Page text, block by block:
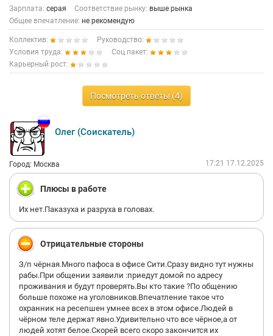
Зарплата: серая Соответствие рынку: выше рынка
Общее впечатление: не рекомендую
Коллектив:
Руководство:
Условия труда:
Соц.пакет:
Карьерный рост:
Посмотреть ответы (4)
Олег (Соискатель)
Город: Москва 17:21 17.12.2025
Плюсы в работе
Их нет.Паказуха и разруха в головах.
Отрицательные стороны
З/п чёрная.Много пафоса в офисе Сити.Сразу видно тут нужны
рабы.При общении заявили :приедут домой по адресу
проживания и будут проверять.Вы кто такие ?По общению
больше похоже на уголовников.Впечатление такое что
охранник на ресепшен умнее всех в этом офисе.Людей в
чёрном теле держат явно.Удивительно что все чёрное,а от
людей хотят белое.Скорей всего скоро закончится их